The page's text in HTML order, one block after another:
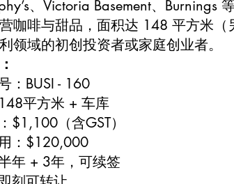
、Victoria Basement、Burnings
咖啡与甜品，面积达 148 平方米
领域的初创投资者或家庭创业者。
：BUSI - 160
平方米 + 车库
$1,100（含GST）
：$120,000
年 + 3年，可续签